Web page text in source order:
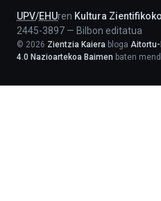
UPV/EHUren Kultura
2445-3897 — Bilbon editatua
© 2026 Zientzia Kaiera bloga Aitortu-
4.0 Nazioartekoa Baimen baten